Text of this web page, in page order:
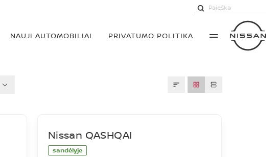
NAUJI AUTOMOBILIAI PRIVATUMO POLITIKA
sandėlyje
Nissan QASHQAI